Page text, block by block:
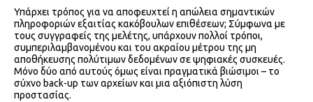
Υπάρχει τρόπος για να αποφευχτεί η απώλεια σημαντικών
πληροφοριών εξαιτίας κακόβουλων επιθέσεων; Σύμφωνα με
τους συγγραφείς της μελέτης, υπάρχουν πολλοί τρόποι,
συμπεριλαμβανομένου και του ακραίου μέτρου της μη
αποθήκευσης πολύτιμων δεδομένων σε ψηφιακές συσκευές.
Μόνο δύο από αυτούς όμως είναι πραγματικά βιώσιμοι – το
σύχνο back-up των αρχείων και μια αξιόπιστη λύση
προστασίας.